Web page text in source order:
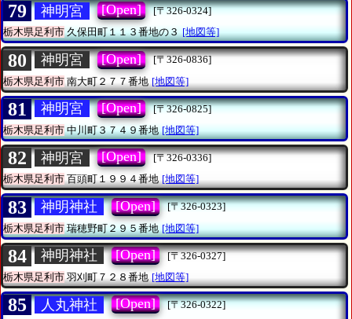
79 神明宮 [Open]
[〒326-0324]
栃木県足利市久保田町１１３番地の３ [地図等]
80 神明宮 [Open]
[〒326-0836]
栃木県足利市 南大町２７７番地 [地図等]
81 神明宮 [Open]
[〒326-0825]
栃木県足利市中川町３７４９番地 [地図等]
82 神明宮 [Open]
[〒326-0336]
栃木県足利市百頭町１９９４番地 [地図等]
83 神明神社 [Open]
[〒326-0323]
栃木県足利市瑞穂野町２９５番地 [地図等]
84 神明神社 [Open]
[〒326-0327]
栃木県足利市 羽刈町７２８番地 [地図等]
85 人丸神社 [Open]
[〒326-0322]